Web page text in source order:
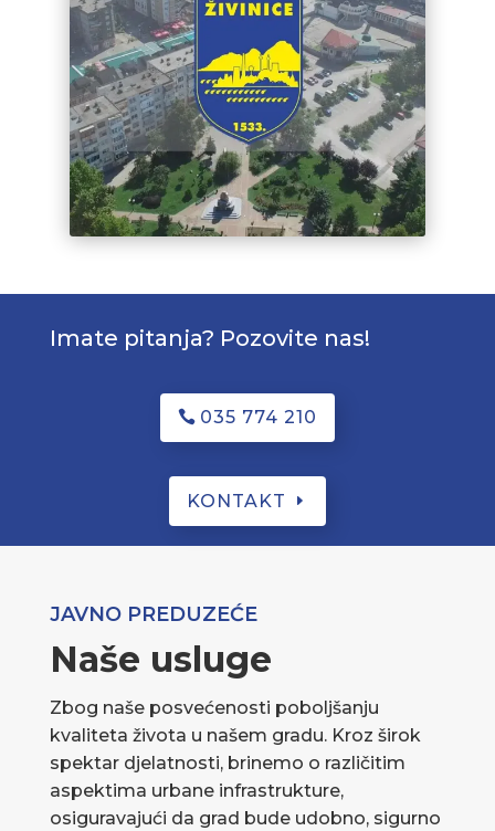
Imate pitanja? Pozovite nas!
035 774 210
KONTAKT
JAVNO PREDUZEĆE
Naše usluge
Zbog naše posvećenosti poboljšanju
kvaliteta života u našem gradu. Kroz širok
spektar djelatnosti, brinemo o različitim
aspektima urbane infrastrukture,
osiguravajući da grad bude udobno, sigurno